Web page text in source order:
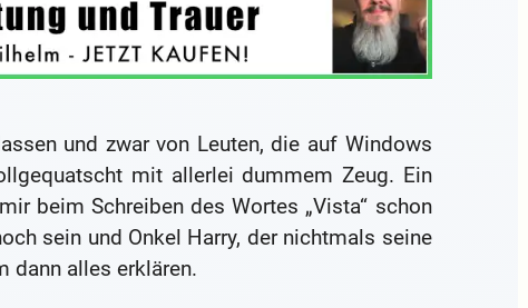
und zwar von Leuten, die auf Windows
mit allerlei dummem Zeug. Ein
beim Schreiben des Wortes „Vista“ schon
sein und Onkel Harry, der nichtmals seine
dann alles erklären.